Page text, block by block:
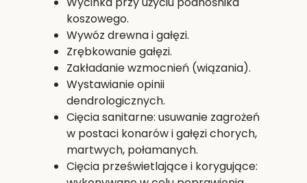
koszowego.
Wywóz drewna i gałęzi.
Zrębkowanie gałęzi.
Zakładanie wzmocnień (wiązania).
Wystawianie opinii
dendrologicznych.
Cięcia sanitarne: usuwanie zagrożeń
w postaci konarów i gałęzi chorych,
martwych, połamanych.
Cięcia prześwietlające i korygujące: